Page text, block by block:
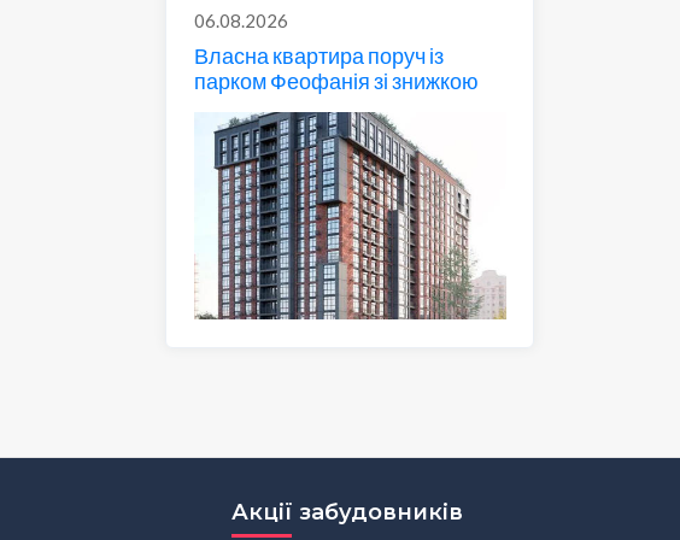
06.08.2026
Власна квартира поруч із
парком Феофанія зі знижкою
Акції забудовників